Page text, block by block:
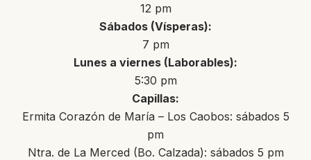
12 pm
Sábados (Vísperas):
7 pm
Lunes a viernes (Laborables):
5:30 pm
Capillas:
Ermita Corazón de María – Los Caobos: sábados 5
pm
Ntra. de La Merced (Bo. Calzada): sábados 5 pm